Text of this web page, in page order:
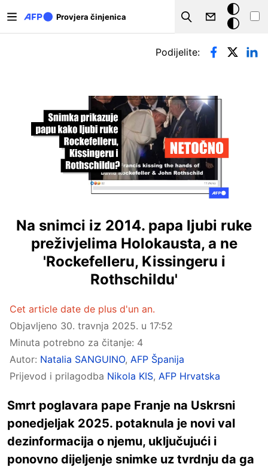
Provjera činjenica
Search
Tamna
pozadina
Primarne oznake
Podijelite:
Na snimci iz 2014. papa ljubi ruke
preživjelima Holokausta, a ne
'Rockefelleru, Kissingeru i
Rothschildu'
Cet article date de plus d'un an.
Objavljeno 30. travnja 2025. u 17:52
Minuta potrebno za čitanje: 4
Autor: Natalia SANGUINO, AFP Španija
Prijevod i prilagodba Nikola KIS, AFP Hrvatska
Smrt poglavara pape Franje na Uskrsni
ponedjeljak 2025. potaknula je novi val
dezinformacija o njemu, uključujući i
ponovno dijeljenje snimke uz tvrdnju da ga